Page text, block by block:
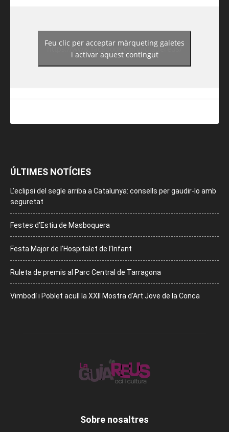
https://www.facebook.com/guiadereus/
Feu clic per acceptar màrqueting galetes
i activar aquest contingut
ÚLTIMES NOTÍCIES
L’eclipsi del segle arriba a Catalunya: consells per gaudir-lo amb
seguretat
Festes d’Estiu de Masboquera
Festa Major de l’Hospitalet de l’Infant
Ruleta de premis al Parc Central de Tarragona
Vimbodí i Poblet acull la XXII Mostra d’Art Jove de la Conca
Sobre nosaltres